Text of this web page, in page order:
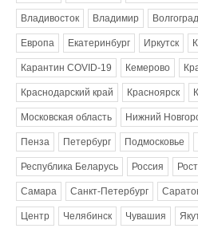
Владивосток Владимир Волгоград
Европа Екатеринбург Иркутск
Карантин COVID-19 Кемерово
Краснодарский край Красноярск
Московская область Нижний
Пенза Петербург Подмосковье
Республика Беларусь Россия
Самара Санкт-Петербург
Центр Челябинск Чувашия